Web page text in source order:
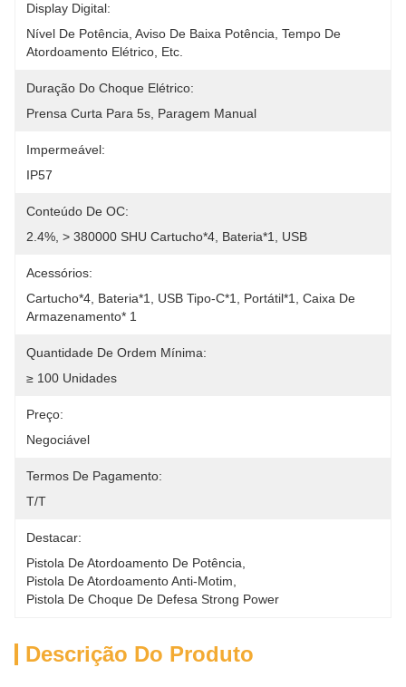
Display Digital:
Nível De Potência, Aviso De Baixa Potência, Tempo De
Atordoamento Elétrico, Etc.
Duração Do Choque Elétrico:
Prensa Curta Para 5s, Paragem Manual
Impermeável:
IP57
Conteúdo De OC:
2.4%, > 380000 SHU Cartucho*4, Bateria*1, USB
Acessórios:
Cartucho*4, Bateria*1, USB Tipo-C*1, Portátil*1, Caixa De
Armazenamento* 1
Quantidade De Ordem Mínima:
≥ 100 Unidades
Preço:
Negociável
Termos De Pagamento:
T/T
Destacar:
Pistola De Atordoamento De Potência
Pistola De Atordoamento Anti-Motim
Pistola De Choque De Defesa Strong Power
Descrição Do Produto